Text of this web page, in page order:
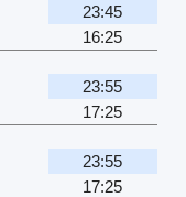
23:45
16:25
23:55
17:25
23:55
17:25